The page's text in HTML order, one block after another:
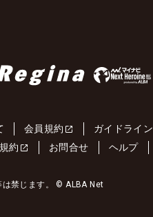
会員規約 ガイドライン
約 お問合せ ヘルプ
は禁じます。 © ALBA Net